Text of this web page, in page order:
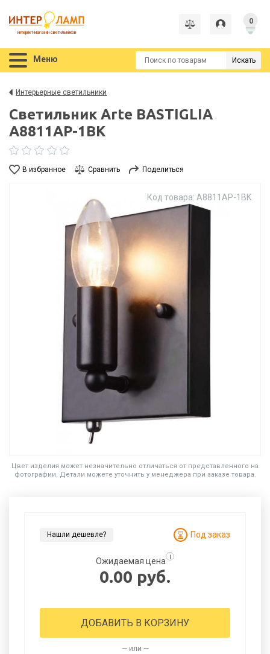
интернет-магазин светильников
0
Меню Искать
Интерьерные светильники
Светильник Arte BASTIGLIA
A8811AP-1BK
В избранное Сравнить Поделиться
Код товара: A8811AP-1BK
Цвет изделия может незначительно отличаться от представленного на
фотографии. Детали можете уточнить у менеджера при заказе товара.
Нашли дешевле? Под заказ
Ожидаемая цена i
0.00 руб.
ДОБАВИТЬ В КОРЗИНУ
— или —